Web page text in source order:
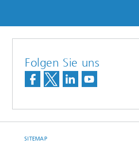
Folgen Sie uns
SITEMAP